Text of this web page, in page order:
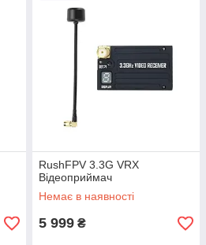
RushFPV 3.3G VRX
Відеоприймач
Немає в наявності
5 999 ₴